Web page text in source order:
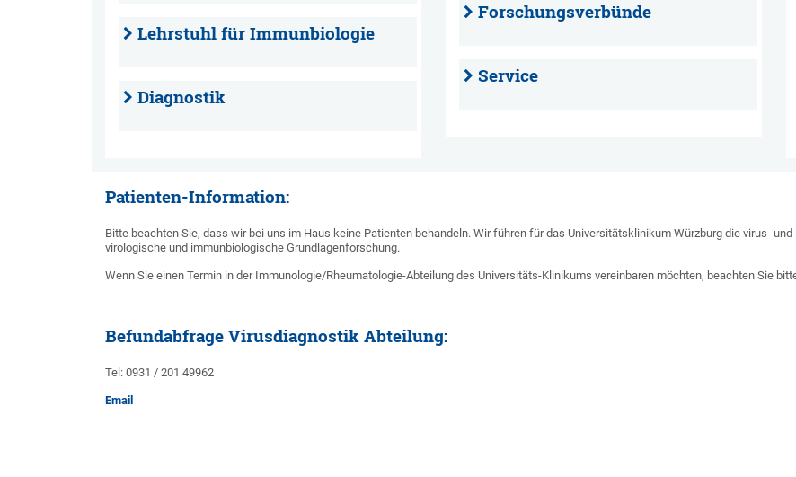
Lehrstuhl für Immunbiologie
Diagnostik
Forschungsverbünde
Service
Patienten-Information:
Bitte beachten Sie, dass wir bei uns im Haus keine Patienten behandeln. Wir führen für das Universitätsklinikum Würzburg die virus-
virologische und immunbiologische Grundlagenforschung.
Wenn Sie einen Termin in der Immunologie/Rheumatologie-Abteilung des Universitäts-Klinikums vereinbaren möchten, beachten Sie
Befundabfrage Virusdiagnostik Abteilung:
Tel: 0931 / 201 49962
Email